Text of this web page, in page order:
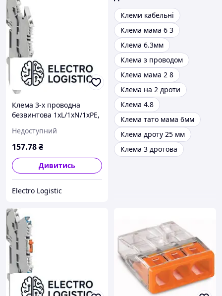
Клема 3-х проводна
безвинтова 1хL/1хN/1хPE,
самозажимна PE, сірий
колір
Недоступний
157.78₴
Дивитись
Electro Logistic
Клеми кабельні
Клема мама 6 3
Клема 6.3мм
Клема з проводом
Клема мама 2 8
Клема на 2 дроти
Клема 4.8
Клема тато мама 6мм
Клема дроту 25 мм
Клема 3 дротова